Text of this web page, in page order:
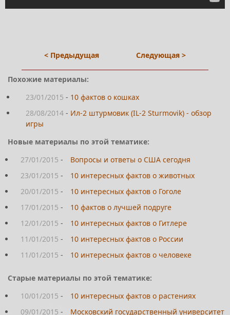
< Предыдущая Следующая >
Похожие материалы:
23/01/2015 - 10 фактов о кошках
28/08/2014 - Ил-2 штурмовик (IL-2 Sturmovik) - обзор
игры
Новые материалы по этой тематике:
27/01/2015 -
Вопросы и ответы о США сегодня
23/01/2015 -
10 интересных фактов о животных
20/01/2015 -
10 интересных фактов о Гоголе
17/01/2015 -
10 фактов о лучшей подруге
12/01/2015 -
10 интересных фактов о Гитлере
11/01/2015 -
10 интересных фактов о России
11/01/2015 - 10 интересных фактов о человеке
Старые материалы по этой тематике:
10/01/2015 -
10 интересных фактов о растениях
09/01/2015 - Московский государственный университет